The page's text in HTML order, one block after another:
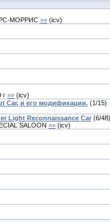
МОРРИС »» (icv)
г »» (icv)
и его модификации. (1/15)
Reconnaissance Car (6/48)
SALOON »» (icv)